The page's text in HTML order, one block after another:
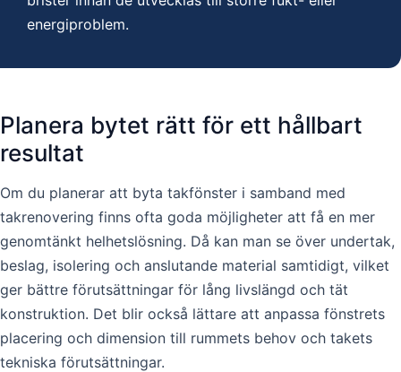
energiproblem.
Planera bytet rätt för ett hållbart
resultat
Om du planerar att byta takfönster i samband med
takrenovering finns ofta goda möjligheter att få en mer
genomtänkt helhetslösning. Då kan man se över undertak,
beslag, isolering och anslutande material samtidigt, vilket
ger bättre förutsättningar för lång livslängd och tät
konstruktion. Det blir också lättare att anpassa fönstrets
placering och dimension till rummets behov och takets
tekniska förutsättningar.